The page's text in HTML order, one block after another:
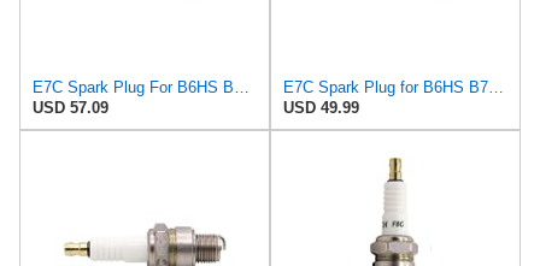
E7C Spark Plug For B6HS B7HS L82C L78C 4093 W22FS-U BERU 14Z-3CU Aftermarket Version(1 piece with
USD 57.09
E7C Spark Plug for B6HS B7HS L82C L78C 4093 W22FS-U BERU 14Z-3CU Aftermarket Version1 piece with Box
USD 49.99